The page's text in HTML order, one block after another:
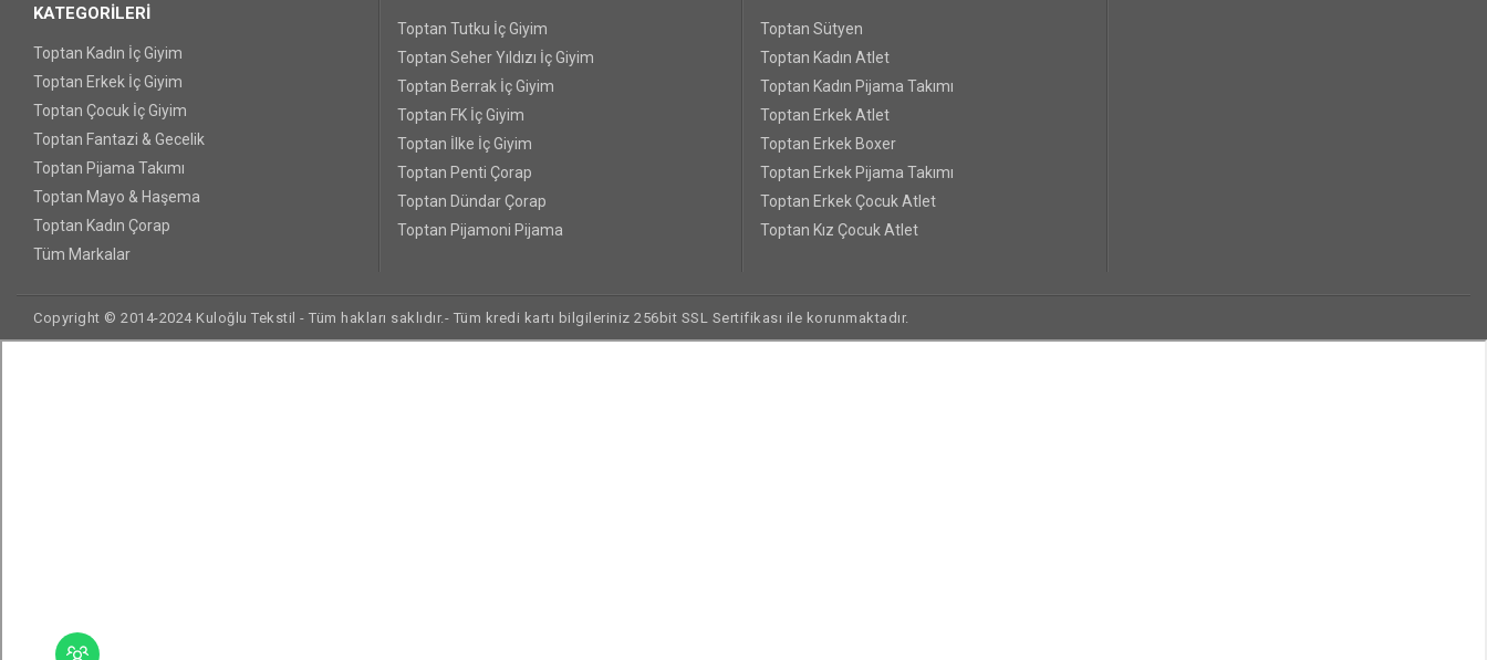
KATEGORİLERİ
Toptan Kadın İç Giyim
Toptan Erkek İç Giyim
Toptan Çocuk İç Giyim
Toptan Fantazi & Gecelik
Toptan Pijama Takımı
Toptan Mayo & Haşema
Toptan Kadın Çorap
Tüm Markalar
Toptan Tutku İç Giyim
Toptan Seher Yıldızı İç Giyim
Toptan Berrak İç Giyim
Toptan FK İç Giyim
Toptan İlke İç Giyim
Toptan Penti Çorap
Toptan Dündar Çorap
Toptan Pijamoni Pijama
Toptan Sütyen
Toptan Kadın Atlet
Toptan Kadın Pijama Takımı
Toptan Erkek Atlet
Toptan Erkek Boxer
Toptan Erkek Pijama Takımı
Toptan Erkek Çocuk Atlet
Toptan Kız Çocuk Atlet
Copyright © 2014-2024 Kuloğlu Tekstil - Tüm hakları saklıdır.- Tüm kredi kartı bilgileriniz 256bit SSL Sertifikası ile korunmaktadır.